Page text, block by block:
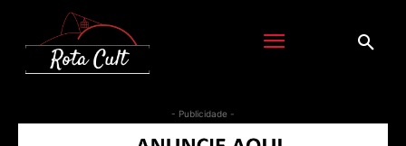
- Publicidade -